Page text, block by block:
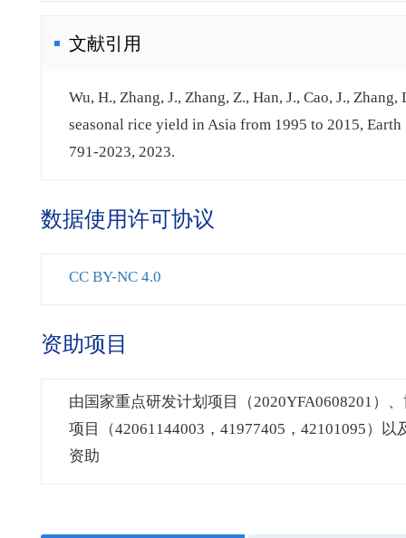
文献引用
Wu, H., Zhang, J., Zhang, Z., Han, J., Cao, J.,
seasonal rice yield in Asia from 1995 to 2015,
791-2023, 2023.
数据使用许可协议
CC BY-NC 4.0
资助项目
由国家重点研发计划项目（2020YFA0608201）
项目（42061144003，41977405，42101095）
资助